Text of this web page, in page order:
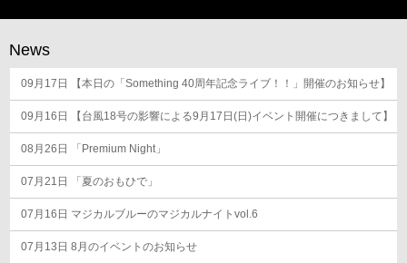
ビ
ゲ
ー
シ
ョ
ン
News
09月17日 【本日の「Something 40周年記念ライブ！！」開催のお知らせ】
09月16日 【台風18号の影響による9月17日(日)イベント開催につきまして】
08月26日 「Premium Night」
07月21日 「夏のおもひで」
07月16日 マジカルブルーのマジカルナイトvol.6
07月13日 8月のイベントのお知らせ